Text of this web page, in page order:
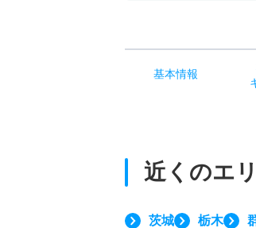
基本情報
近くのエ
茨城 栃木